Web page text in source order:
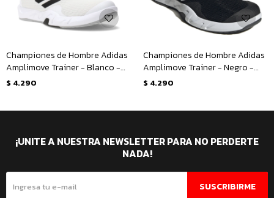
Championes de Hombre Adidas
Amplimove Trainer - Blanco -
Negro
$ 4.290
Championes de Hombre Adidas
Amplimove Trainer - Negro -
Blanco
$ 4.290
¡UNITE A NUESTRA NEWSLETTER PARA NO PERDERTE
NADA!
SUSCRIBIRME